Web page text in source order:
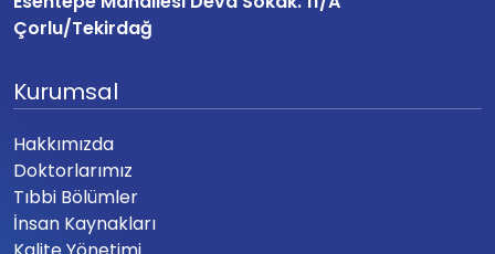
Çorlu/Tekirdağ
Kurumsal
Hakkımızda
Doktorlarımız
Tıbbi Bölümler
İnsan Kaynakları